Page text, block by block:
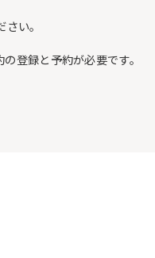
い。
登録と予約が必要です。